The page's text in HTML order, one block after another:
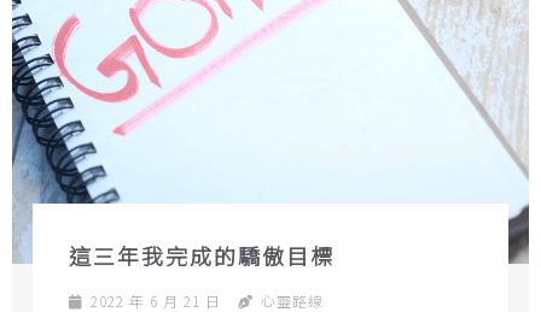
這三年我完成的驕傲目標
2022 年 6 月 21 日 心靈路線